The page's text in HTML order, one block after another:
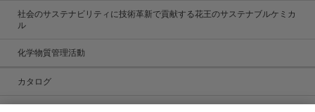
社会のサステナビリティに技術革新で貢献する花王のサステナブルケミカ
ル
化学物質管理活動
カタログ